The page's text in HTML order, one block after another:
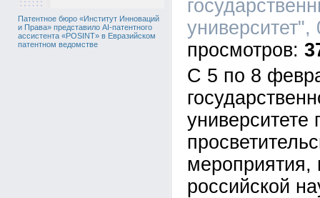
Патентное бюро «Институт Инноваций
и Права» представило AI-патентного
ассистента «POSINT» в Евразийском
патентном ведомстве
С 5 по 8
университете
российской